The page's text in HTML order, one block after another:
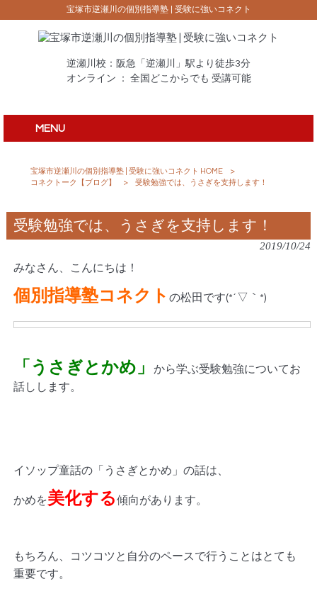
宝塚市逆瀬川の個別指導塾 | 受験に強いコネクト
逆瀬川校：阪急「逆瀬川」駅より徒歩3分
オンライン ： 全国どこからでも 受講可能
MENU
宝塚市逆瀬川の個別指導塾 | 受験に強いコネクト HOME
>
コネクトーク【ブログ】
> 受験勉強では、うさぎを支持します！
受験勉強では、うさぎを支持します！
2019/10/24
みなさん、こんにちは！
個別指導塾コネクト の松田です(*´▽｀*)
「うさぎとかめ」
から学ぶ受験勉強についてお
話しします。
イソップ童話の「うさぎとかめ」の話は、
かめを美化する傾向があります。
もちろん、コツコツと自分のペースで行うことはとても
重要です。